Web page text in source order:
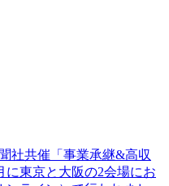
社共催「事業承継&高収
に東京と大阪の2会場にお